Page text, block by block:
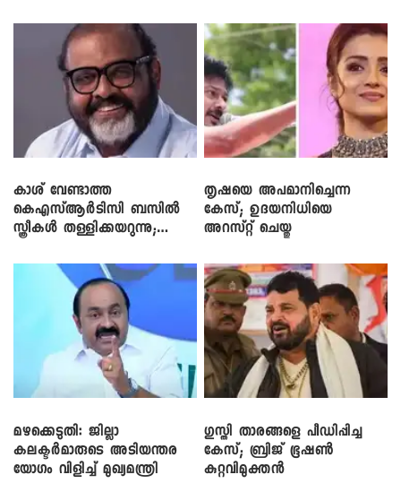
കാശ് വേണ്ടാത്ത
കെഎസ്ആർടിസി ബസിൽ
സ്ത്രീകൾ തള്ളിക്കയറുന്നു;
തൃഷയെ അപമാനിച്ചെന്ന
കേസ്; ഉദയനിധിയെ
അറസ്റ്റ് ചെയ്തു
മഴക്കെടുതി: ജില്ലാ
കലക്ടർമാരുടെ അടിയന്തര
യോഗം വിളിച്ച് മുഖ്യമന്ത്രി
​ഗുസ്തി താരങ്ങളെ പീഡിപ്പിച്ച
കേസ്; ബ്രിജ് ഭൂഷൺ
കുറ്റവിമുക്തൻ